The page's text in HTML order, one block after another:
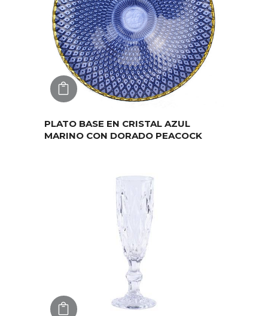
AGREGAR
PLATO BASE EN CRISTAL AZUL
MARINO CON DORADO PEACOCK
AGREGAR